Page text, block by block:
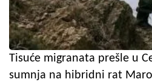
Tisuće migranata prešle u
sumnja na hibridni rat